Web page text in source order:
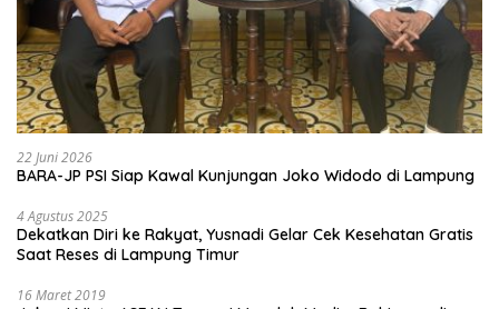
22 Juni 2026
BARA-JP PSI Siap Kawal Kunjungan Joko Widodo di Lampung
4 Agustus 2025
Dekatkan Diri ke Rakyat, Yusnadi Gelar Cek Kesehatan Gratis
Saat Reses di Lampung Timur
16 Maret 2019